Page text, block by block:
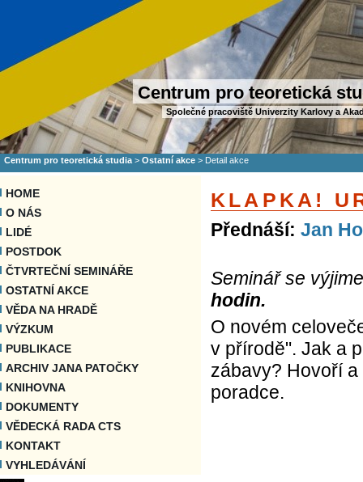
Centrum pro teoretická
Společné pracoviště Univerzity Karlovy a
Centrum pro teoretická studia > Ostatní akce > Detail akce
HOME
O NÁS
LIDÉ
POSTDOK
ČTVRTEČNÍ SEMINÁŘE
OSTATNÍ AKCE
VĚDA NA HRADĚ
VÝZKUM
PUBLIKACE
ARCHIV JANA PATOČKY
KNIHOVNA
DOKUMENTY
VĚDECKÁ RADA CTS
KONTAKT
VYHLEDÁVÁNÍ
KLAPKA!
Přednáší: Jan
Seminář se
hodin.
O novém
v přírodě". Jak a
zábavy? Hovoří
poradce.